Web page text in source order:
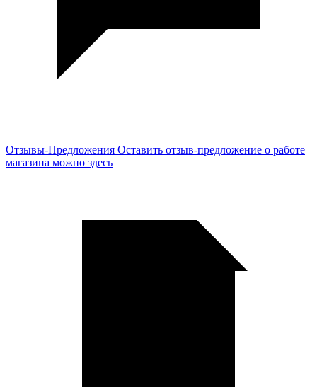
Отзывы-Предложения Оставить отзыв-предложение о работе
магазина можно здесь